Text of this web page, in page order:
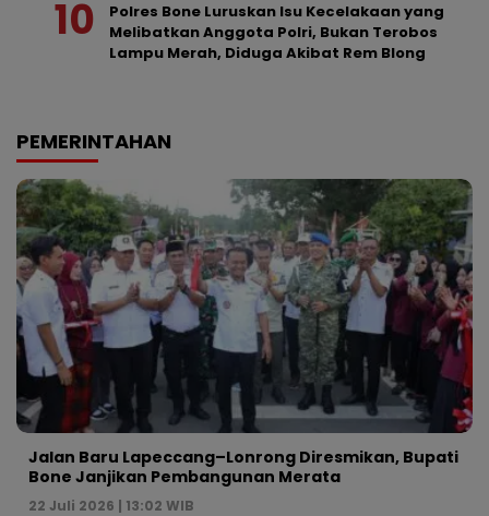
Polres Bone Luruskan Isu Kecelakaan yang
Melibatkan Anggota Polri, Bukan Terobos
Lampu Merah, Diduga Akibat Rem Blong
PEMERINTAHAN
Jalan Baru Lapeccang–Lonrong Diresmikan, Bupati
Bone Janjikan Pembangunan Merata
22 Juli 2026 | 13:02 WIB